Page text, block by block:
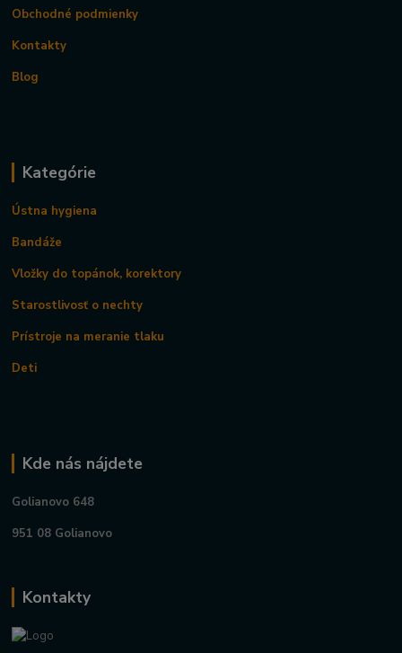
Obchodné podmienky
Kontakty
Blog
Kategórie
Ústna hygiena
Bandáže
Vložky do topánok, korektory
Starostlivosť o nechty
Prístroje na meranie tlaku
Deti
Kde nás nájdete
Golianovo 648
951 08 Golianovo
Kontakty